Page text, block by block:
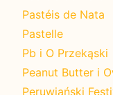
Pastéis de Nata
Pastelle
Pb i O Przekąski
Peanut Butter i
Peruwiański